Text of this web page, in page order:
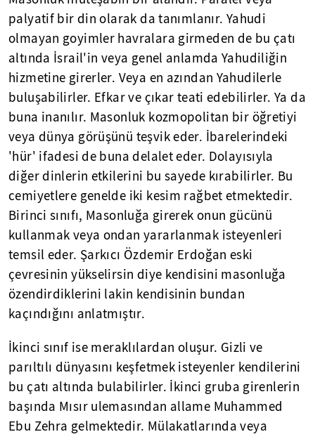
palyatif bir din olarak da tanımlanır. Yahudi
olmayan goyimler havralara girmeden de bu çatı
altında İsrail'in veya genel anlamda Yahudiliğin
hizmetine girerler. Veya en azından Yahudilerle
buluşabilirler. Efkar ve çıkar teati edebilirler. Ya da
buna inanılır. Masonluk kozmopolitan bir öğretiyi
veya dünya görüşünü teşvik eder. İbarelerindeki
'hür' ifadesi de buna delalet eder. Dolayısıyla
diğer dinlerin etkilerini bu sayede kırabilirler. Bu
cemiyetlere genelde iki kesim rağbet etmektedir.
Birinci sınıfı, Masonluğa girerek onun gücünü
kullanmak veya ondan yararlanmak isteyenleri
temsil eder. Şarkıcı Özdemir Erdoğan eski
çevresinin yükselirsin diye kendisini masonluğa
özendirdiklerini lakin kendisinin bundan
kaçındığını anlatmıştır.
İkinci sınıf ise meraklılardan oluşur. Gizli ve
parıltılı dünyasını keşfetmek isteyenler kendilerini
bu çatı altında bulabilirler. İkinci gruba girenlerin
başında Mısır ulemasından allame Muhammed
Ebu Zehra gelmektedir. Mülakatlarında veya